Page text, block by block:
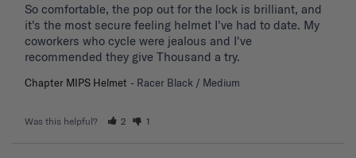
So comfortable, the pop out for the lock is brilliant, and
it's the most secure feeling helmet I've had to date. My
coworkers who cycle were jealous and I've
recommended they give Thousand a try.
Chapter MIPS Helmet Racer Black / Medium
Was this helpful? 2 1